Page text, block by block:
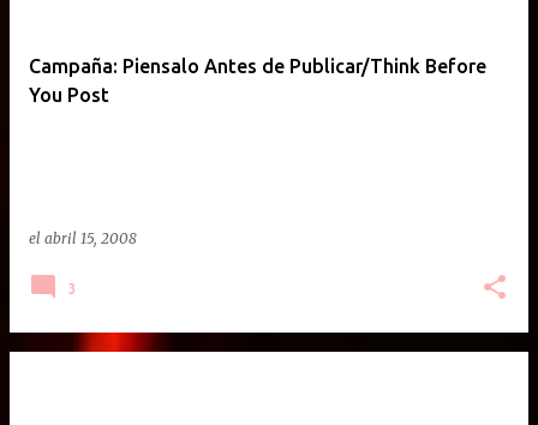
Campaña: Piensalo Antes de Publicar/Think Before
You Post
el abril 15, 2008
3